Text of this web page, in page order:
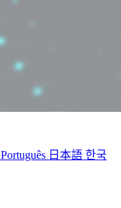
Português 日本語 한국